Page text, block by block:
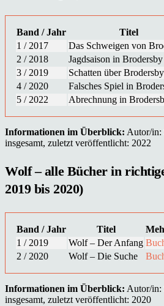
Band / Jahr Titel
1 / 2017
Das Schweigen von
2 / 2018
Jagdsaison in Brodersby
3 / 2019
Schatten über Brodersby
4 / 2020
Falsches Spiel in
5 / 2022
Abrechnung in
Informationen im Überblick: Autor/in:
insgesamt, zuletzt veröffentlicht: 2022
Wolf – alle Bücher in
2019 bis 2020)
Band / Jahr Titel
1 / 2019
Wolf – Der Anfang
2 / 2020
Wolf – Die Suche
Informationen im Überblick: Autor/in:
insgesamt, zuletzt veröffentlicht: 2020